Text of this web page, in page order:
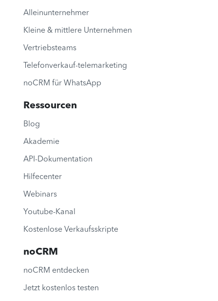
Alleinunternehmer
Kleine & mittlere Unternehmen
Vertriebsteams
Telefonverkauf-telemarketing
noCRM für WhatsApp
Ressourcen
Blog
Akademie
API-Dokumentation
Hilfecenter
Webinars
Youtube-Kanal
Kostenlose Verkaufsskripte
noCRM
noCRM entdecken
Jetzt kostenlos testen